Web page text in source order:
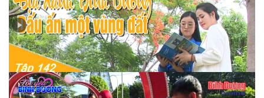
Tập 142 - Địa danh Bình Dương – Dấu ấn một vùng đất